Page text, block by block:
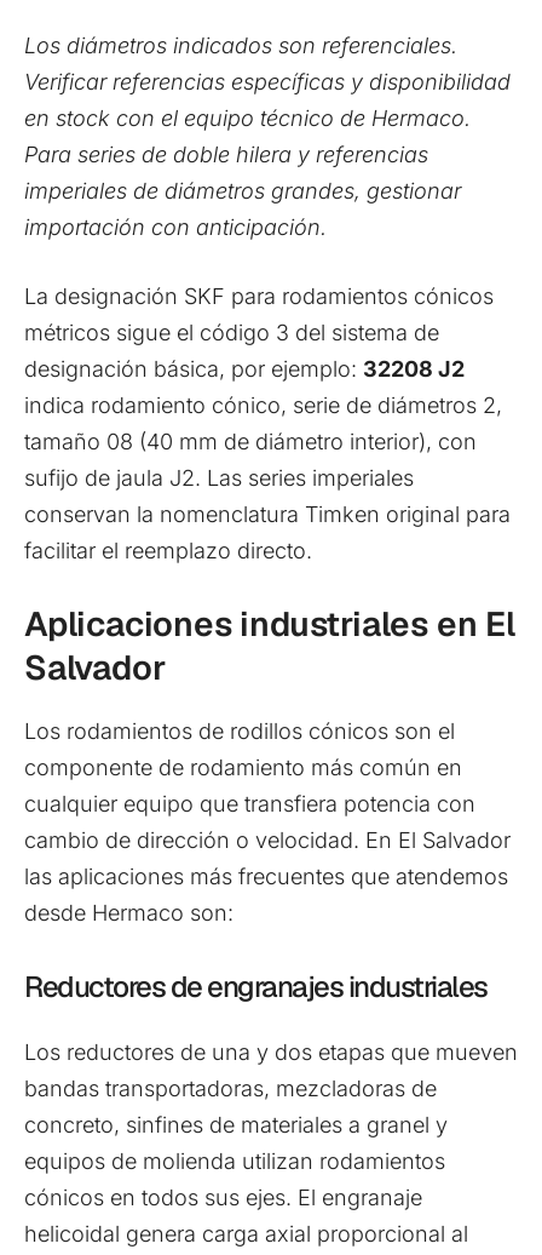
Los diámetros indicados son referenciales.
Verificar referencias específicas y disponibilidad
en stock con el equipo técnico de Hermaco.
Para series de doble hilera y referencias
imperiales de diámetros grandes, gestionar
importación con anticipación.
La designación SKF para rodamientos cónicos
métricos sigue el código 3 del sistema de
designación básica, por ejemplo: 32208 J2
indica rodamiento cónico, serie de diámetros 2,
tamaño 08 (40 mm de diámetro interior), con
sufijo de jaula J2. Las series imperiales
conservan la nomenclatura Timken original para
facilitar el reemplazo directo.
Aplicaciones industriales en El
Salvador
Los rodamientos de rodillos cónicos son el
componente de rodamiento más común en
cualquier equipo que transfiera potencia con
cambio de dirección o velocidad. En El Salvador
las aplicaciones más frecuentes que atendemos
desde Hermaco son:
Reductores de engranajes industriales
Los reductores de una y dos etapas que mueven
bandas transportadoras, mezcladoras de
concreto, sinfines de materiales a granel y
equipos de molienda utilizan rodamientos
cónicos en todos sus ejes. El engranaje
helicoidal genera carga axial proporcional al